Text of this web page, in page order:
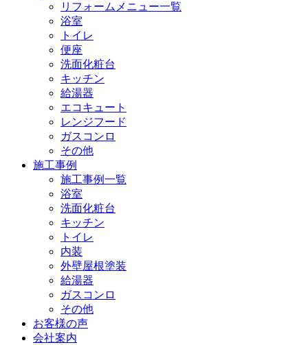
リフォームメニュー一覧
浴室
トイレ
便座
洗面化粧台
キッチン
給湯器
エコキュート
レンジフード
ガスコンロ
その他
施工事例
施工事例一覧
浴室
洗面化粧台
キッチン
トイレ
内装
外壁屋根塗装
給湯器
ガスコンロ
その他
お客様の声
会社案内